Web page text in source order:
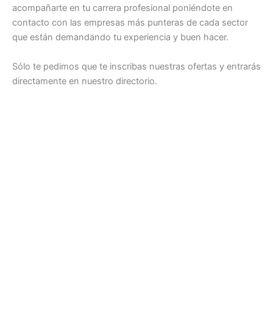
acompañarte en tu carrera profesional poniéndote en
contacto con las empresas más punteras de cada sector
que están demandando tu experiencia y buen hacer.
Sólo te pedimos que te inscribas nuestras ofertas y entrarás
directamente en nuestro directorio.